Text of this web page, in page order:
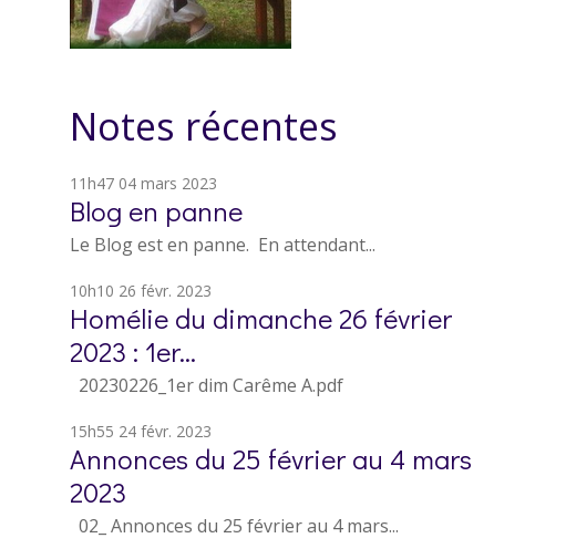
Notes récentes
11h47 04 mars 2023
Blog en panne
Le Blog est en panne. En attendant...
10h10 26 févr. 2023
Homélie du dimanche 26 février
2023 : 1er...
20230226_1er dim Carême A.pdf
15h55 24 févr. 2023
Annonces du 25 février au 4 mars
2023
02_ Annonces du 25 février au 4 mars...